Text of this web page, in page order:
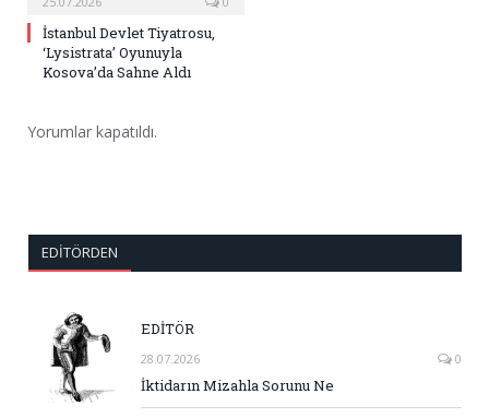
İstanbul Devlet Tiyatrosu,
‘Lysistrata’ Oyunuyla
Kosova’da Sahne Aldı
Yorumlar kapatıldı.
EDITÖRDEN
EDİTÖR
28.07.2026 0
İktidarın Mizahla Sorunu Ne